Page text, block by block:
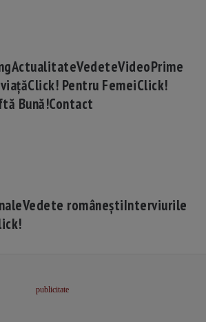
ActualitateVedeteVideoPrime
Click! Pentru FemeiClick!
Bună!Contact
Vedete româneștiInterviurile